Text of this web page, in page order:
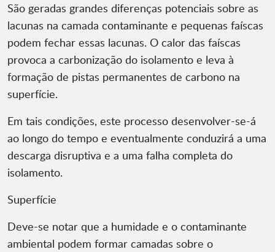
São geradas grandes diferenças potenciais sobre as
lacunas na camada contaminante e pequenas faíscas
podem fechar essas lacunas. O calor das faíscas
provoca a carbonização do isolamento e leva à
formação de pistas permanentes de carbono na
superfície.
Em tais condições, este processo desenvolver-se-á
ao longo do tempo e eventualmente conduzirá a uma
descarga disruptiva e a uma falha completa do
isolamento.
Superfície
Deve-se notar que a humidade e o contaminante
ambiental podem formar camadas sobre o